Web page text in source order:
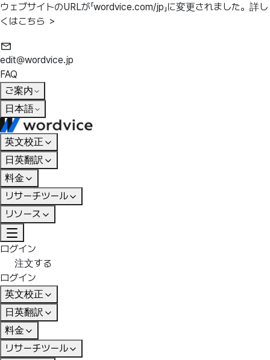
ウェブサイトのURLが「wordvice.com/jp」に変更されました。 詳し
くはこちら ＞
edit@wordvice.jp
FAQ
ご案内
日本語
英文校正
日英翻訳
料金
リサーチツール
リソース
ログイン
注文する
ログイン
英文校正
日英翻訳
料金
リサーチツール